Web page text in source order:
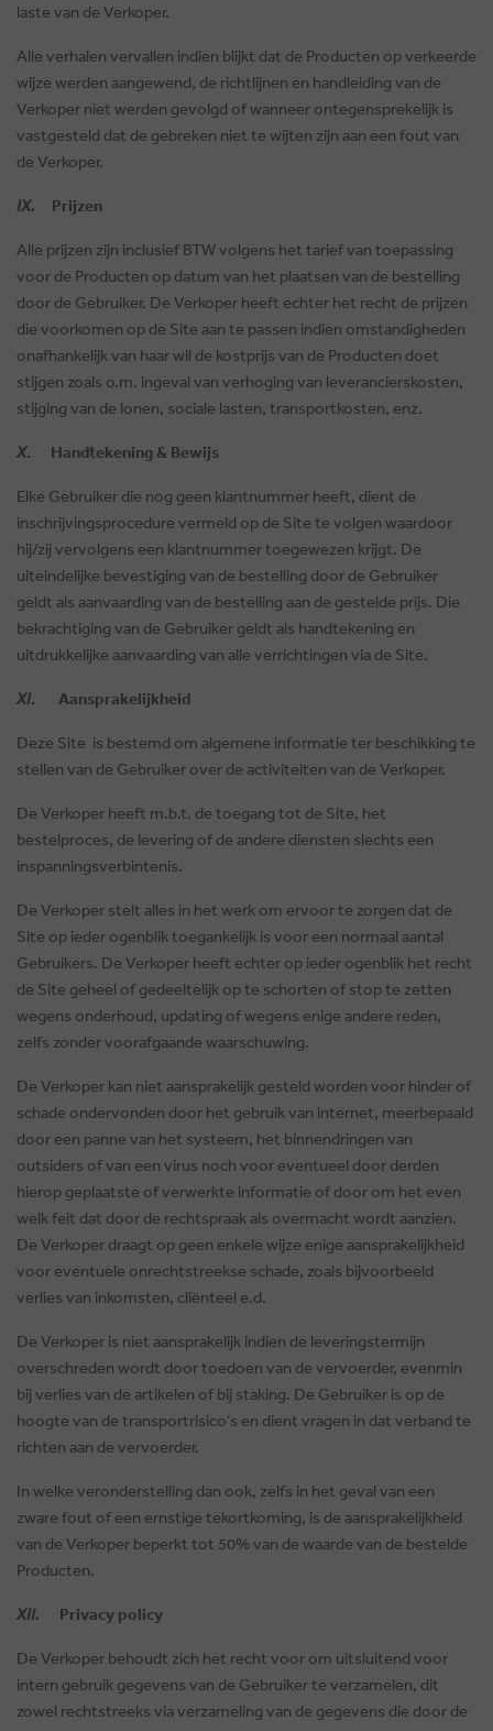
laste van de Verkoper.
Alle verhalen vervallen indien blijkt dat de Producten op verkeerde
wijze werden aangewend, de richtlijnen en handleiding van de
Verkoper niet werden gevolgd of wanneer ontegensprekelijk is
vastgesteld dat de gebreken niet te wijten zijn aan een fout van
de Verkoper.
IX. Prijzen
Alle prijzen zijn inclusief BTW volgens het tarief van toepassing
voor de Producten op datum van het plaatsen van de bestelling
door de Gebruiker. De Verkoper heeft echter het recht de prijzen
die voorkomen op de Site aan te passen indien omstandigheden
onafhankelijk van haar wil de kostprijs van de Producten doet
stijgen zoals o.m. ingeval van verhoging van leverancierskosten,
stijging van de lonen, sociale lasten, transportkosten, enz.
X. Handtekening & Bewijs
Elke Gebruiker die nog geen klantnummer heeft, dient de
inschrijvingsprocedure vermeld op de Site te volgen waardoor
hij/zij vervolgens een klantnummer toegewezen krijgt. De
uiteindelijke bevestiging van de bestelling door de Gebruiker
geldt als aanvaarding van de bestelling aan de gestelde prijs. Die
bekrachtiging van de Gebruiker geldt als handtekening en
uitdrukkelijke aanvaarding van alle verrichtingen via de Site.
XI. Aansprakelijkheid
Deze Site is bestemd om algemene informatie ter beschikking te
stellen van de Gebruiker over de activiteiten van de Verkoper.
De Verkoper heeft m.b.t. de toegang tot de Site, het
bestelproces, de levering of de andere diensten slechts een
inspanningsverbintenis.
De Verkoper stelt alles in het werk om ervoor te zorgen dat de
Site op ieder ogenblik toegankelijk is voor een normaal aantal
Gebruikers. De Verkoper heeft echter op ieder ogenblik het recht
de Site geheel of gedeeltelijk op te schorten of stop te zetten
wegens onderhoud, updating of wegens enige andere reden,
zelfs zonder voorafgaande waarschuwing.
De Verkoper kan niet aansprakelijk gesteld worden voor hinder of
schade ondervonden door het gebruik van internet, meerbepaald
door een panne van het systeem, het binnendringen van
outsiders of van een virus noch voor eventueel door derden
hierop geplaatste of verwerkte informatie of door om het even
welk feit dat door de rechtspraak als overmacht wordt aanzien.
De Verkoper draagt op geen enkele wijze enige aansprakelijkheid
voor eventuele onrechtstreekse schade, zoals bijvoorbeeld
verlies van inkomsten, cliënteel e.d.
De Verkoper is niet aansprakelijk indien de leveringstermijn
overschreden wordt door toedoen van de vervoerder, evenmin
bij verlies van de artikelen of bij staking. De Gebruiker is op de
hoogte van de transportrisico's en dient vragen in dat verband te
richten aan de vervoerder.
In welke veronderstelling dan ook, zelfs in het geval van een
zware fout of een ernstige tekortkoming, is de aansprakelijkheid
van de Verkoper beperkt tot 50% van de waarde van de bestelde
Producten.
XII. Privacy policy
De Verkoper behoudt zich het recht voor om uitsluitend voor
intern gebruik gegevens van de Gebruiker te verzamelen, dit
zowel rechtstreeks via verzameling van de gegevens die door de